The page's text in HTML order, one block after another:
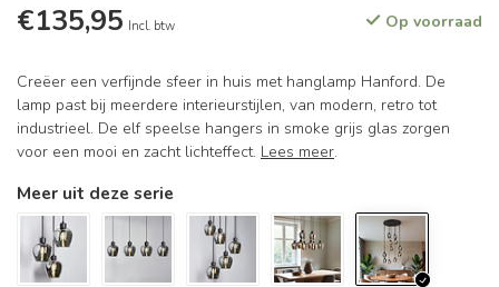
€135,95 Incl. btw Op voorraad
Creëer een verfijnde sfeer in huis met hanglamp Hanford. De
lamp past bij meerdere interieurstijlen, van modern, retro tot
industrieel. De elf speelse hangers in smoke grijs glas zorgen
voor een mooi en zacht lichteffect. Lees meer.
Meer uit deze serie